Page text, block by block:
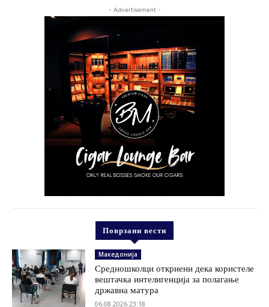
- Advertisement -
Поврзани вести
Македонија
Средношколци откриени дека користеле
вештачка интелигенција за полагање
државна матура
06.08.2026 23:18